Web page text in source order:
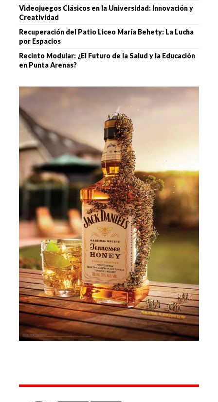
Videojuegos Clásicos en la Universidad: Innovación y
Creatividad
Recuperación del Patio Liceo María Behety: La Lucha
por Espacios
Recinto Modular: ¿El Futuro de la Salud y la Educación
en Punta Arenas?